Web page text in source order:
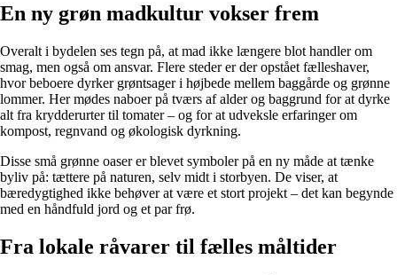
En ny grøn madkultur vokser frem
Overalt i bydelen ses tegn på, at mad ikke længere blot handler om
smag, men også om ansvar. Flere steder er der opstået fælleshaver,
hvor beboere dyrker grøntsager i højbede mellem baggårde og grønne
lommer. Her mødes naboer på tværs af alder og baggrund for at dyrke
alt fra krydderurter til tomater – og for at udveksle erfaringer om
kompost, regnvand og økologisk dyrkning.
Disse små grønne oaser er blevet symboler på en ny måde at tænke
byliv på: tættere på naturen, selv midt i storbyen. De viser, at
bæredygtighed ikke behøver at være et stort projekt – det kan begynde
med en håndfuld jord og et par frø.
Fra lokale råvarer til fælles måltider